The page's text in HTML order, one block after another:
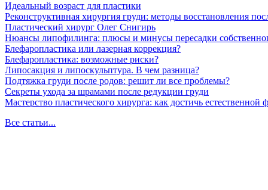
Идеальный возраст для пластики
Реконструктивная хирургия груди: методы восстановления
Пластический хирург Олег Снигирь
Нюансы липофилинга: плюсы и минусы пересадки
Блефаропластика или лазерная коррекция?
Блефаропластика: возможные риски?
Липосакция и липоскульптура. В чем разница?
Подтяжка груди после родов: решит ли все проблемы?
Секреты ухода за шрамами после редукции груди
Мастерство пластического хирурга: как достичь
Все статьи...